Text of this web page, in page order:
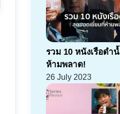
รวม 10 หนังเรือดำ
ห้ามพลาด!
26 July 2023